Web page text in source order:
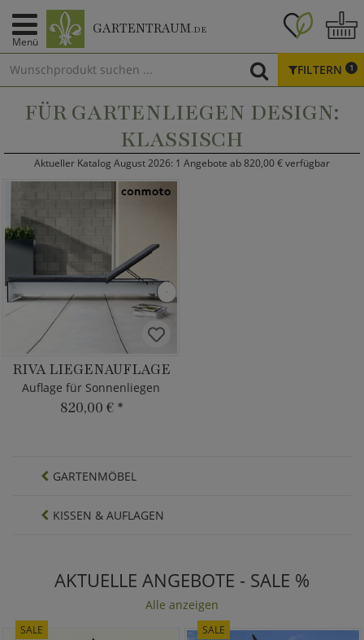
Menü
GARTENTRAUM.DE
FILTERN 1
FÜR GARTENLIEGEN DESIGN:
KLASSISCH
Aktueller Katalog August 2026: 1 Angebote ab 820,00 € verfügbar
RIVA LIEGENAUFLAGE
Auflage für Sonnenliegen
820,00 € *
GARTENMÖBEL
KISSEN & AUFLAGEN
AKTUELLE ANGEBOTE - SALE %
Alle anzeigen
SALE SALE